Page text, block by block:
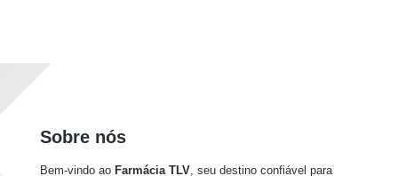
Sobre nós
Bem-vindo ao Farmácia TLV , seu destino confiável para